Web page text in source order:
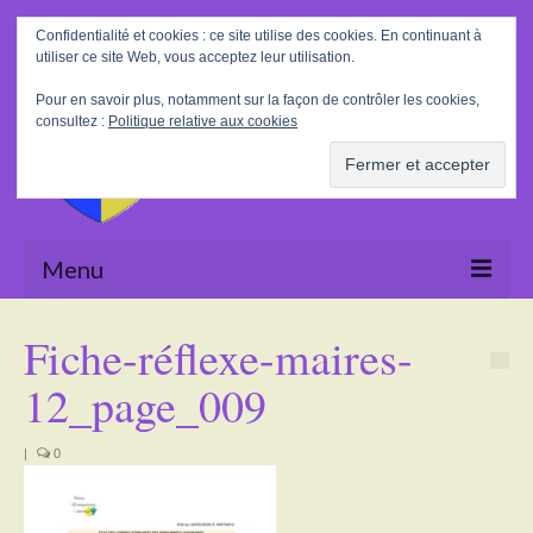
Rechercher
:
Menu
La Mairie
Le village
Fiche-réflexe-maires-
12_page_009
| 0
Confidentialité et cookies : ce site utilise des cookies. En continuant à
utiliser ce site Web, vous acceptez leur utilisation.
Pour en savoir plus, notamment sur la façon de contrôler les cookies,
consultez : Politique relative aux cookies